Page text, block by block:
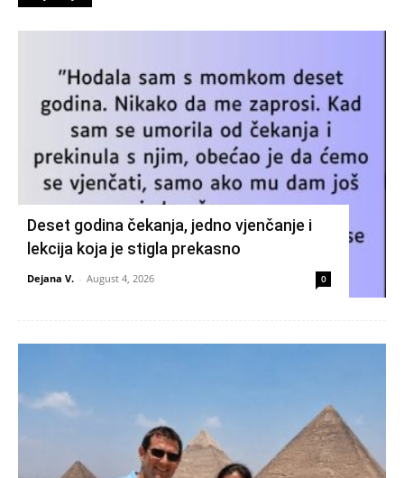
Deset godina čekanja, jedno vjenčanje i
lekcija koja je stigla prekasno
Dejana V. - August 4, 2026 0